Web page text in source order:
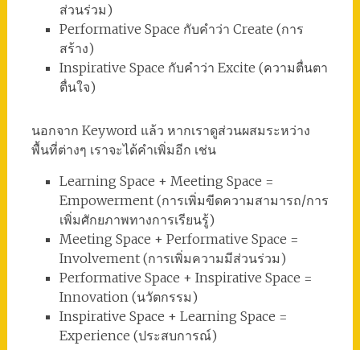
ส่วนร่วม)
Performative Space กับคำว่า Create (การ
สร้าง)
Inspirative Space กับคำว่า Excite (ความตื่นตา
ตื่นใจ)
นอกจาก Keyword แล้ว หากเราดูส่วนผสมระหว่าง
พื้นที่ต่างๆ เราจะได้คำเพิ่มอีก เช่น
Learning Space + Meeting Space =
Empowerment (การเพิ่มขีดความสามารถ/การ
เพิ่มศักยภาพทางการเรียนรู้)
Meeting Space + Performative Space =
Involvement (การเพิ่มความมีส่วนร่วม)
Performative Space + Inspirative Space =
Innovation (นวัตกรรม)
Inspirative Space + Learning Space =
Experience (ประสบการณ์)